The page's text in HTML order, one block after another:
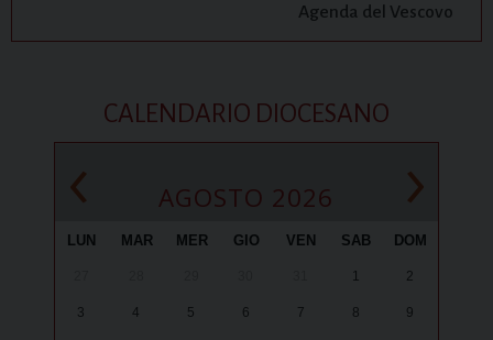
Agenda del Vescovo
CALENDARIO DIOCESANO
‹ AGOSTO 2026 ›
LUN MAR MER GIO VEN SAB DOM
1 2
3 4 5 6 7 8 9